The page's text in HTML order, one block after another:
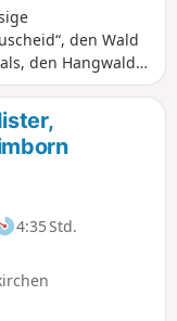
den Wald
den Hangwald
die uralten
man fasziniert
Ausblicke
Adlerfarn,
in den Büschen
4:35 Std.